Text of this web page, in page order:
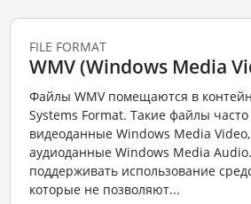
FILE FORMAT
WMV (Windows Media
Файлы WMV помещаются в
Systems Format. Такие файлы часто
видеоданные Windows Media Video,
аудиоданные Windows Media
поддерживать использование
которые не позволяют...